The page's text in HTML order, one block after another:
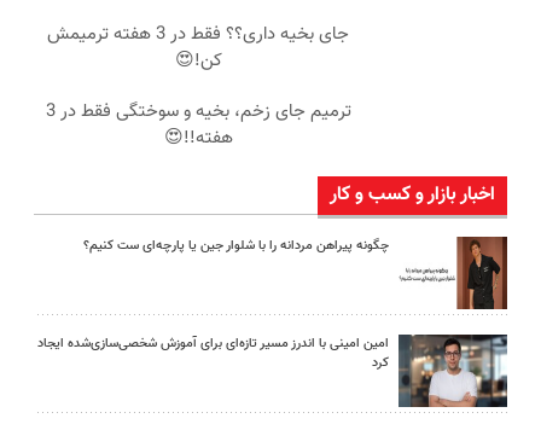
جای بخیه داری؟؟ فقط در 3 هفته ترمیمش
کن!😍
ترمیم جای زخم، بخیه و سوختگی فقط در 3
هفته!!😍
اخبار بازار و کسب و کار
چگونه پیراهن مردانه را با شلوار جین یا پارچه‌ای ست کنیم؟
امین امینی با اندرز مسیر تازه‌ای برای آموزش شخصی‌سازی‌شده ایجاد
کرد